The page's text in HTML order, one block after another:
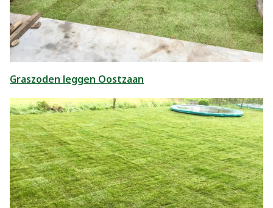
Graszoden leggen Oostzaan